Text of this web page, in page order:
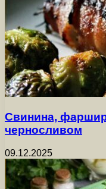
Свинина,
черносливом
09.12.2025